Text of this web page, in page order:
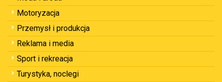
Motoryzacja
Przemysł i produkcja
Reklama i media
Sport i rekreacja
Turystyka, noclegi